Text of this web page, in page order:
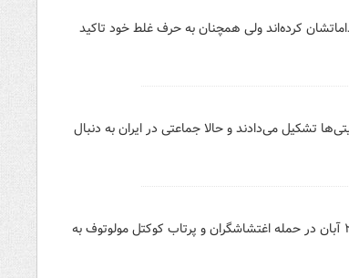
کرده‌اند ولی همچنان به حرف غلط خود تاکید
تشکیل می‌دادند و حالا جماعتی در ایران به دنبال
شهید یزدان قجری لوکوموتیوران قطار باری فولاد مبارکه اصفهان ۲۵ آبان‌ در حمله اغتشاشگران و پرتاب کوکتل مولوتوف به